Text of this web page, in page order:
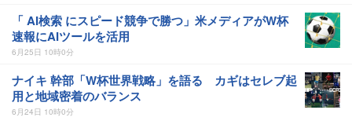
「 AI検索 にスピード競争で勝つ」米メディアがW杯
速報にAIツールを活用
6月25日 10時0分
ナイキ 幹部「W杯世界戦略」を語る カギはセレブ起
用と地域密着のバランス
6月24日 10時0分